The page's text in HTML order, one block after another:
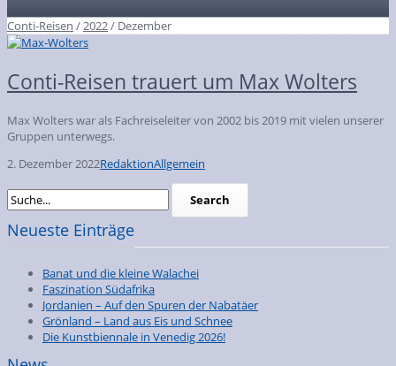
Conti-Reisen /2022/ Dezember
Conti-Reisen trauert um Max Wolters
Max Wolters war als Fachreiseleiter von 2002 bis 2019 mit vielen unserer
Gruppen unterwegs.
2. Dezember 2022RedaktionAllgemein
Neueste Einträge
Banat und die kleine Walachei
Faszination Südafrika
Jordanien – Auf den Spuren der Nabatäer
Grönland – Land aus Eis und Schnee
Die Kunstbiennale in Venedig 2026!